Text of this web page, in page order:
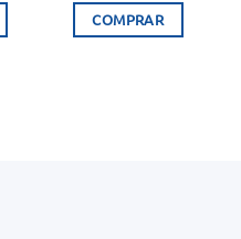
COMPRAR